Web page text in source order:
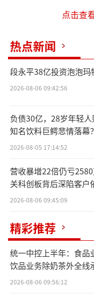
旺旺董事会
更高效、更低碳的
渐显现成效，越
墨西哥、澳大利
财报显示，
下，旺旺凭借多
策略，实现营收稳
休闲食品类
休闲食品类全年收
品类中表现最佳。
新高，全年同比
益于零食量贩和新
天气影响，收益
点击查
热点新闻
段永平38亿投资泡泡玛
2026-08-06 09:42:56
负债30亿，28岁年轻人
知名饮料巨鳄悲情落幕？
2026-08-05 17:14:52
营收暴增22倍仍亏
关科创板背后深陷客户
困局
2026-08-06 09:45:09
精彩推荐
统一中控上半年：食品
饮品业务除奶茶外全线
2026-08-06 09:56:12